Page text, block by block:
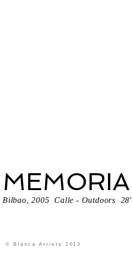
MEMORIA
Bilbao, 2005 Calle - Outdoors 28'
© Blanca Arrieta 2013